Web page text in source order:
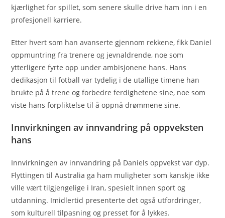
kjærlighet for spillet, som senere skulle drive ham inn i en
profesjonell karriere.
Etter hvert som han avanserte gjennom rekkene, fikk Daniel
oppmuntring fra trenere og jevnaldrende, noe som
ytterligere fyrte opp under ambisjonene hans. Hans
dedikasjon til fotball var tydelig i de utallige timene han
brukte på å trene og forbedre ferdighetene sine, noe som
viste hans forpliktelse til å oppnå drømmene sine.
Innvirkningen av innvandring på oppveksten
hans
Innvirkningen av innvandring på Daniels oppvekst var dyp.
Flyttingen til Australia ga ham muligheter som kanskje ikke
ville vært tilgjengelige i Iran, spesielt innen sport og
utdanning. Imidlertid presenterte det også utfordringer,
som kulturell tilpasning og presset for å lykkes.